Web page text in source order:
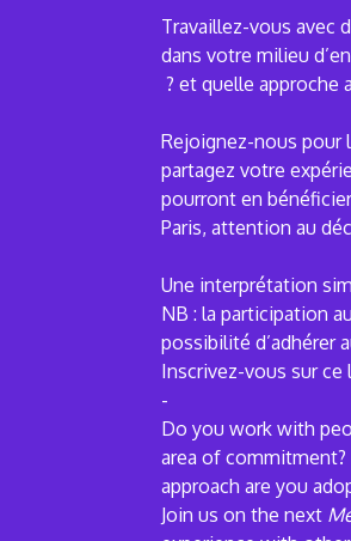
Travaillez-vous avec
dans votre milieu
et quelle approche
Rejoignez-nous pour
partagez votre
pourront en
Paris, attention au
Une interprétation
NB : la participation
possibilité d’adhérer
Inscrivez-vous sur ce
-
Do you work with
area of
approach are you
Join us on the next